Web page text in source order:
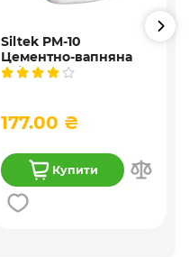
Siltek PM-10
Цементно-вапняна
універсальна
177.00 ₴
Купити